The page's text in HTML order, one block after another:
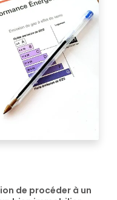
de procéder à un